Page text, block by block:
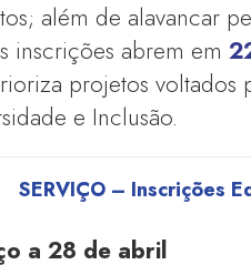
além de alavancar
inscrições abrem em
projetos voltados
e Inclusão.
SERVIÇO – Inscrições
a 28 de abril